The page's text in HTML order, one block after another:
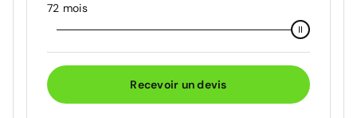
72 mois
Recevoir un devis